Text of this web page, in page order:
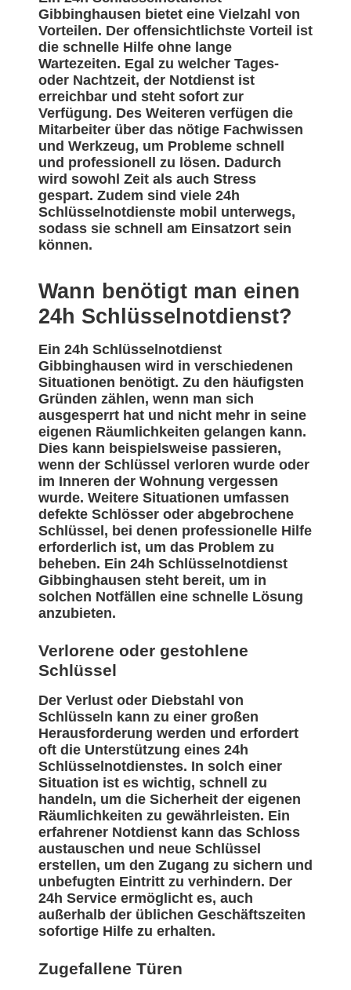
Gibbinghausen bietet eine Vielzahl von
Vorteilen. Der offensichtlichste Vorteil ist
die schnelle Hilfe ohne lange
Wartezeiten. Egal zu welcher Tages-
oder Nachtzeit, der Notdienst ist
erreichbar und steht sofort zur
Verfügung. Des Weiteren verfügen die
Mitarbeiter über das nötige Fachwissen
und Werkzeug, um Probleme schnell
und professionell zu lösen. Dadurch
wird sowohl Zeit als auch Stress
gespart. Zudem sind viele 24h
Schlüsselnotdienste mobil unterwegs,
sodass sie schnell am Einsatzort sein
können.
Wann benötigt man einen
24h Schlüsselnotdienst?
Ein 24h Schlüsselnotdienst
Gibbinghausen wird in verschiedenen
Situationen benötigt. Zu den häufigsten
Gründen zählen, wenn man sich
ausgesperrt hat und nicht mehr in seine
eigenen Räumlichkeiten gelangen kann.
Dies kann beispielsweise passieren,
wenn der Schlüssel verloren wurde oder
im Inneren der Wohnung vergessen
wurde. Weitere Situationen umfassen
defekte Schlösser oder abgebrochene
Schlüssel, bei denen professionelle Hilfe
erforderlich ist, um das Problem zu
beheben. Ein 24h Schlüsselnotdienst
Gibbinghausen steht bereit, um in
solchen Notfällen eine schnelle Lösung
anzubieten.
Verlorene oder gestohlene
Schlüssel
Der Verlust oder Diebstahl von
Schlüsseln kann zu einer großen
Herausforderung werden und erfordert
oft die Unterstützung eines 24h
Schlüsselnotdienstes. In solch einer
Situation ist es wichtig, schnell zu
handeln, um die Sicherheit der eigenen
Räumlichkeiten zu gewährleisten. Ein
erfahrener Notdienst kann das Schloss
austauschen und neue Schlüssel
erstellen, um den Zugang zu sichern und
unbefugten Eintritt zu verhindern. Der
24h Service ermöglicht es, auch
außerhalb der üblichen Geschäftszeiten
sofortige Hilfe zu erhalten.
Zugefallene Türen